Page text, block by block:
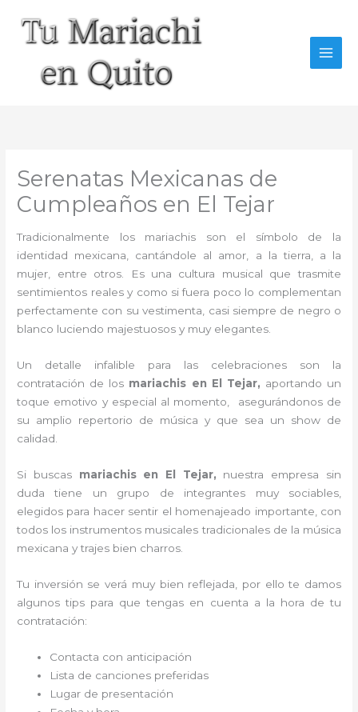
contenido
Serenatas Mexicanas de
Cumpleaños en El Tejar
Tradicionalmente los mariachis son el símbolo de la
identidad mexicana, cantándole al amor, a la tierra, a la
mujer, entre otros. Es una cultura musical que trasmite
sentimientos reales y como si fuera poco lo complementan
perfectamente con su vestimenta, casi siempre de negro o
blanco luciendo majestuosos y muy elegantes.
Un detalle infalible para las celebraciones son la
contratación de los mariachis en El Tejar, aportando un
toque emotivo y especial al momento, asegurándonos de
su amplio repertorio de música y que sea un show de
calidad.
Si buscas mariachis en El Tejar, nuestra empresa
sin
duda tiene un grupo de integrantes muy sociables,
elegidos para hacer sentir el homenajeado importante, con
todos los instrumentos musicales tradicionales de la música
mexicana y trajes bien charros.
Tu inversión se verá muy bien reflejada, por ello te damos
algunos tips para que tengas en cuenta a la hora de tu
contratación:
Contacta con anticipación
Lista de canciones preferidas
Lugar de presentación